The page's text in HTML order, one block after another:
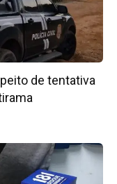
de tentativa